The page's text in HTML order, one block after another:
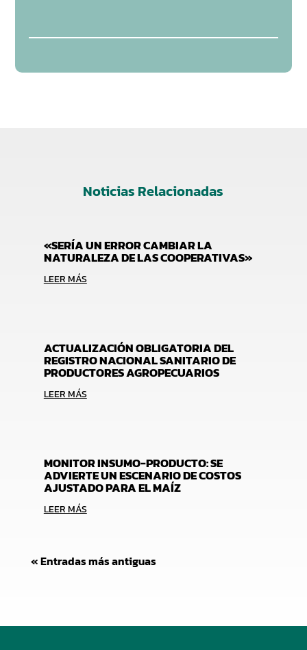
Noticias Relacionadas
«SERÍA UN ERROR CAMBIAR LA
NATURALEZA DE LAS COOPERATIVAS»
LEER MÁS
ACTUALIZACIÓN OBLIGATORIA DEL
REGISTRO NACIONAL SANITARIO DE
PRODUCTORES AGROPECUARIOS
LEER MÁS
MONITOR INSUMO-PRODUCTO: SE
ADVIERTE UN ESCENARIO DE COSTOS
AJUSTADO PARA EL MAÍZ
LEER MÁS
« Entradas más antiguas